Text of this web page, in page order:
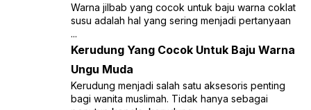
Warna jilbab yang cocok untuk baju warna coklat
susu adalah hal yang sering menjadi pertanyaan
...
Kerudung Yang Cocok Untuk Baju Warna
Ungu Muda
Kerudung menjadi salah satu aksesoris penting
bagi wanita muslimah. Tidak hanya sebagai